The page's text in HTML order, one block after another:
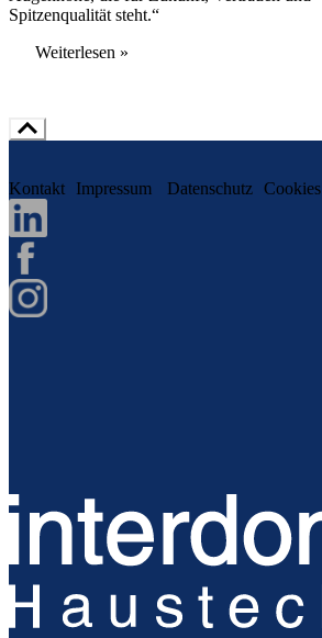
Spitzenqualität steht.“
Weiterlesen »
Kontakt Impressum Datenschutz Cookies